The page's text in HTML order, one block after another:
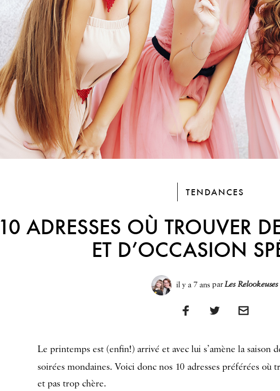
TENDANCES
10 ADRESSES OÙ TROUVER
ET D’OCCASION
il y a 7 ansparLes Relookeuses
Le printemps est (enfin!) arrivé et avec lui s’amène la saison
soirées mondaines. Voici donc nos 10 adresses préférées où
et pas trop chère.